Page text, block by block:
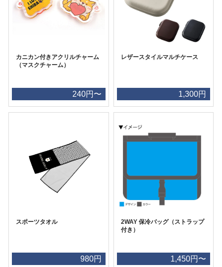
カニカン付きアクリルチャーム
（マスクチャーム）
240円〜
レザースタイルマルチケース
1,300円
スポーツタオル
980円
2WAY 保冷バッグ（ストラップ
付き）
1,450円〜